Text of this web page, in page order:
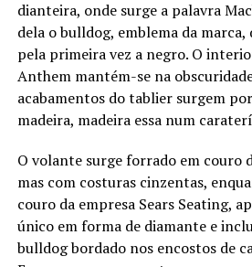
dianteira, onde surge a palavra
dela o bulldog, emblema da
pela primeira vez a negro. O
Anthem mantém-se na
acabamentos do tablier surgem
madeira, madeira essa num
O volante surge forrado em couro
mas com costuras cinzentas,
couro da empresa Sears Seating,
único em forma de diamante e
bulldog bordado nos encostos de